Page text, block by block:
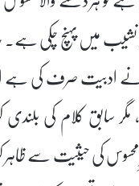
نشیب میں پہنچ چکی ہے۔
ادبیت صرف کی ہے
سابق کلام کی بلندی
کی حیثیت سے ظاہر